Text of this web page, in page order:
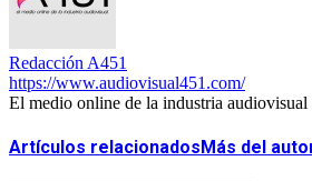
Redacción A451
https://www.audiovisual451.com/
El medio online de la industria audiovisual
Artículos relacionadosMás del